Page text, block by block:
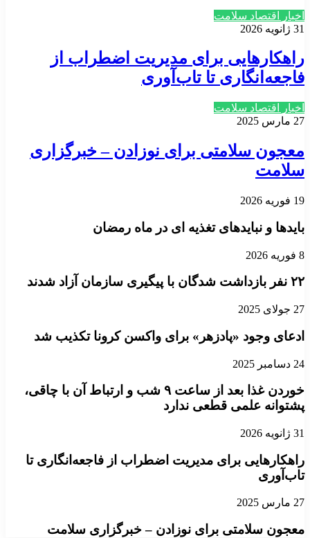
اخبار اقتصاد سلامت
31 ژانویه 2026
راهکارهایی برای مدیریت اضطراب از
فاجعه‌انگاری تا تاب‌آوری
اخبار اقتصاد سلامت
27 مارس 2025
معجون سلامتی برای نوزادن – خبرگزاری
سلامت
19 فوریه 2026
بایدها و نبایدهای تغذیه ای در ماه رمضان
8 فوریه 2026
۲۲ نفر بازداشت شدگان با پیگیری سازمان آزاد شدند
27 جولای 2025
ادعای وجود «پادزهر» برای واکسن کرونا تکذیب شد
24 دسامبر 2025
خوردن غذا بعد از ساعت ۹ شب و ارتباط آن با چاقی،
پشتوانه علمی قطعی ندارد
31 ژانویه 2026
راهکارهایی برای مدیریت اضطراب از فاجعه‌انگاری تا
تاب‌آوری
27 مارس 2025
معجون سلامتی برای نوزادن – خبرگزاری سلامت